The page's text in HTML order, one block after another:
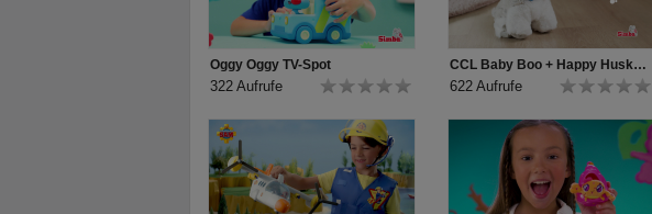
Oggy Oggy TV-Spot
322 Aufrufe
CCL Baby Boo + Happy Husky TV-Spot
622 Aufrufe